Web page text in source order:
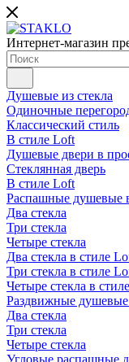
Интернет-магазин
Душевые из стекла
Одиночные
Классический стиль
В стиле Loft
Душевые двери в
Стеклянная дверь
В стиле Loft
Распашные душевые
Два стекла
Три стекла
Четыре стекла
Два стекла в стиле
Три стекла в стиле
Четыре стекла в
Раздвижные
Два стекла
Три стекла
Четыре стекла
Угловые распашные